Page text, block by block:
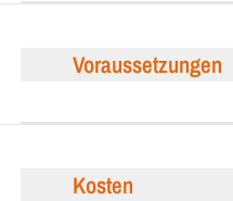
Voraussetzungen
Kosten